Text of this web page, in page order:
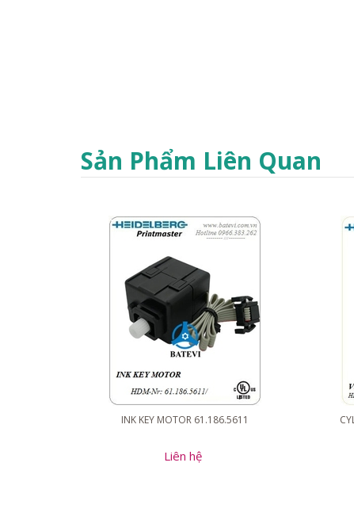
Sản Phẩm Liên Quan
INK KEY MOTOR 61.186.5611
Liên hệ